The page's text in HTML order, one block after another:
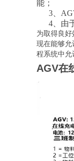
能；
3、AGV
4、由于
为取得良
现在能够允
程系统中允
AGV在